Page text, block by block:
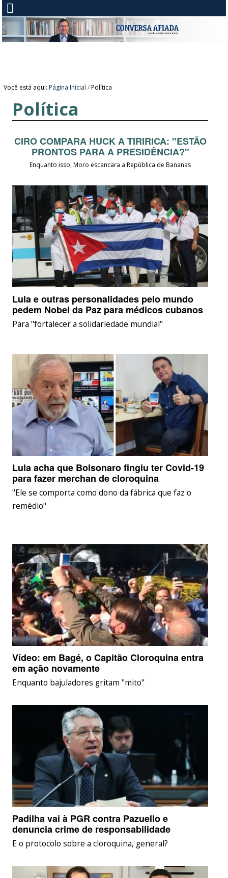
Você está aqui: Página Inicial /Política
Política
CIRO COMPARA HUCK A TIRIRICA: "ESTÃO
PRONTOS PARA A PRESIDÊNCIA?"
Enquanto isso, Moro escancara a República de Bananas
Lula e outras personalidades pelo mundo
pedem Nobel da Paz para médicos cubanos
Para "fortalecer a solidariedade mundial"
Lula acha que Bolsonaro fingiu ter Covid-19
para fazer merchan de cloroquina
"Ele se comporta como dono da fábrica que faz o
remédio"
Vídeo: em Bagé, o Capitão Cloroquina entra
em ação novamente
Enquanto bajuladores gritam "mito"
Padilha vai à PGR contra Pazuello e
denuncia crime de responsabilidade
E o protocolo sobre a cloroquina, general?